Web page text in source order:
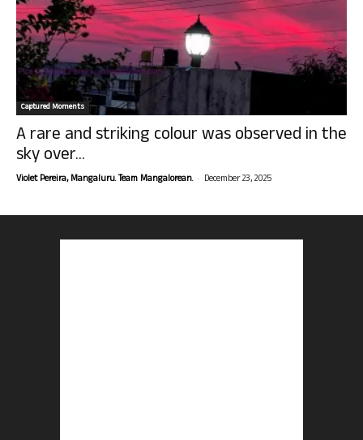
Captured Moments
A rare and striking colour was observed in the
sky over...
Violet Pereira, Mangaluru. Team Mangalorean. - December 23, 2025